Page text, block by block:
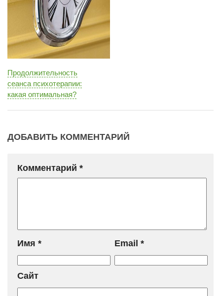
Продолжительность
сеанса психотерапии:
какая оптимальная?
ДОБАВИТЬ КОММЕНТАРИЙ
Комментарий *
Имя * Email *
Сайт